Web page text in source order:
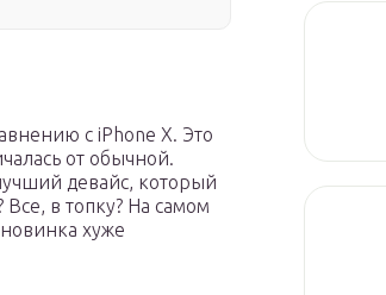
с iPhone X. Это
от обычной.
девайс, который
Все, в топку? На самом
хуже